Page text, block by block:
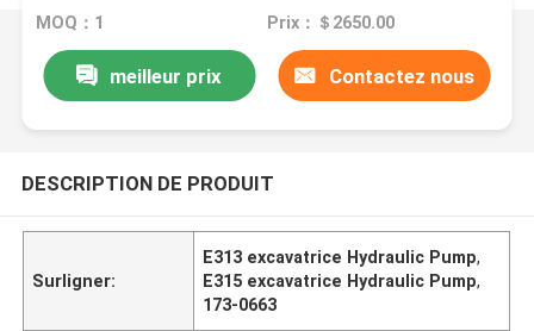
MOQ：1 Prix：＄2650.00
meilleur prix Contactez nous
DESCRIPTION DE PRODUIT
Surligner:
E313 excavatrice Hydraulic Pump,
E315 excavatrice Hydraulic Pump,
173-0663